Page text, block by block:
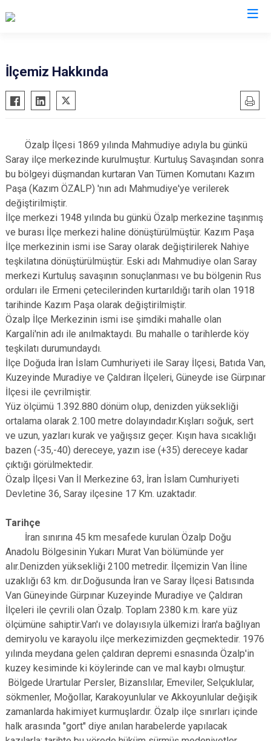
Bahçesaray
Başkale
Edremit
Erciş
Gevaş
Saray
İpekyolu
Tuşba
İlçemiz Hakkında
Özalp İlçesi 1869 yılında Mahmudiye adıyla bu günkü
Saray ilçe merkezinde kurulmuştur. Kurtuluş Savaşından sonra
bu bölgeyi düşmandan kurtaran Van Tümen Komutanı Kazım
Paşa (Kazım ÖZALP) 'nın adı Mahmudiye'ye verilerek
değiştirilmiştir.
İlçe merkezi 1948 yılında bu günkü Özalp merkezine taşınmış
ve burası İlçe merkezi haline dönüştürülmüştür. Kazım Paşa
İlçe merkezinin ismi ise Saray olarak değiştirilerek Nahiye
teşkilatına dönüştürülmüştür. Eski adı Mahmudiye olan Saray
merkezi Kurtuluş savaşının sonuçlanması ve bu bölgenin Rus
orduları ile Ermeni çetecilerinden kurtarıldığı tarih olan 1918
tarihinde Kazım Paşa olarak değiştirilmiştir.
Özalp İlçe Merkezinin ismi ise şimdiki mahalle olan
Kargali'nin adı ile anılmaktaydı. Bu mahalle o tarihlerde köy
teşkilatı durumundaydı.
İlçe Doğuda İran İslam Cumhuriyeti ile Saray İlçesi, Batıda Van,
Kuzeyinde Muradiye ve Çaldıran İlçeleri, Güneyde ise Gürpınar
İlçesi ile çevrilmiştir.
Yüz ölçümü 1.392.880 dönüm olup, denizden yüksekliği
ortalama olarak 2.100 metre dolayındadır.Kışları soğuk, sert
ve uzun, yazları kurak ve yağışsız geçer. Kışın hava sıcaklığı
bazen (-35,-40) dereceye, yazın ise (+35) dereceye kadar
çıktığı görülmektedir.
Özalp İlçesi Van İl Merkezine 63, İran İslam Cumhuriyeti
Devletine 36, Saray ilçesine 17 Km. uzaktadır.
Tarihçe
İran sınırına 45 km mesafede kurulan Özalp Doğu
Anadolu Bölgesinin Yukarı Murat Van bölümünde yer
alır.Denizden yüksekliği 2100 metredir. İlçemizin Van İline
uzaklığı 63 km. dır.Doğusunda İran ve Saray İlçesi Batısında
Van Güneyinde Gürpınar Kuzeyinde Muradiye ve Çaldıran
İlçeleri ile çevrili olan Özalp. Toplam 2380 k.m. kare yüz
ölçümüne sahiptir.Van'ı ve dolayısıyla ülkemizi İran'a bağlıyan
demiryolu ve karayolu ilçe merkezimizden geçmektedir. 1976
yılında meydana gelen çaldıran depremi esnasında Özalp'in
kuzey kesiminde ki köylerinde can ve mal kaybı olmuştur.
Bölgede Urartular Persler, Bizanslılar, Emeviler, Selçuklular,
sökmenler, Moğollar, Karakoyunlular ve Akkoyunlular değişik
zamanlarda hakimiyet kurmuşlardır. Özalp ilçe sınırları içinde
halk arasında "gort" diye anılan harabelerde yapılacak